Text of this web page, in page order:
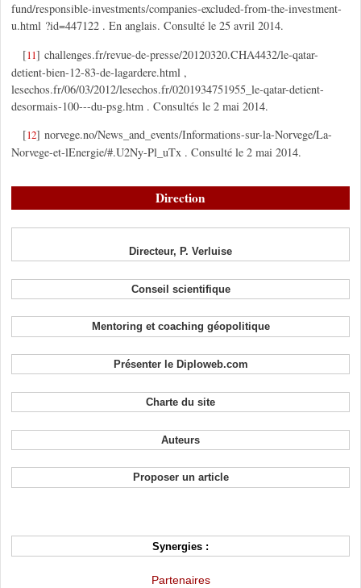
fund/responsible-investments/companies-excluded-from-the-investment-
u.html ?id=447122 . En anglais. Consulté le 25 avril 2014.
[11]challenges.fr/revue-de-presse/20120320.CHA4432/le-qatar-
detient-bien-12-83-de-lagardere.html ,
lesechos.fr/06/03/2012/lesechos.fr/0201934751955_le-qatar-detient-
desormais-100---du-psg.htm . Consultés le 2 mai 2014.
[12]norvege.no/News_and_events/Informations-sur-la-Norvege/La-
Norvege-et-lEnergie/#.U2Ny-Pl_uTx . Consulté le 2 mai 2014.
Direction
Directeur, P. Verluise
Conseil scientifique
Mentoring et coaching géopolitique
Présenter le Diploweb.com
Charte du site
Auteurs
Proposer un article
Synergies :
Partenaires